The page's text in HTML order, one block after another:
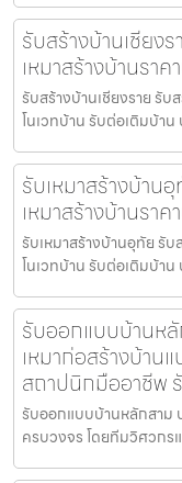
รับสร้างบ้านเชียง
เหมาสร้างบ้านรา
รับสร้างบ้านเชียงราย รับ
โนเวทบ้าน รับต่อเติมบ้า
รับเหมาสร้างบ้าน
เหมาสร้างบ้านรา
รับเหมาสร้างบ้านอุทัย รับ
โนเวทบ้าน รับต่อเติมบ้า
รับออกแบบบ้านหลั
เหมาก่อสร้างบ้าน
สถาปนิกมืออาชีพ
รับออกแบบบ้านหลักสาม
ครบวงจร โดยทีมวิศวกร